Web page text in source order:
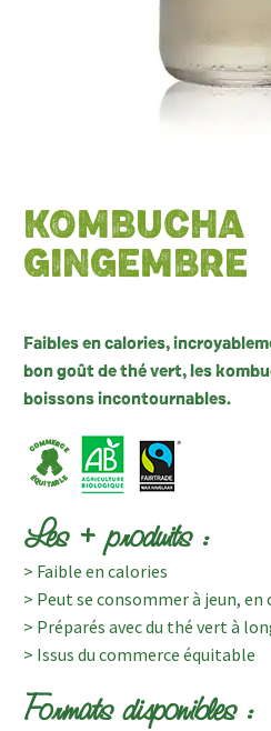
KOMBUCHA
GINGEMBRE
Faibles en calories,
bon goût de thé vert, les
boissons incontournables.
Les + produits :
> Faible en calories
> Peut se consommer à jeun,
> Préparés avec du thé vert à
> Issus du commerce équitable
Formats disponibles :